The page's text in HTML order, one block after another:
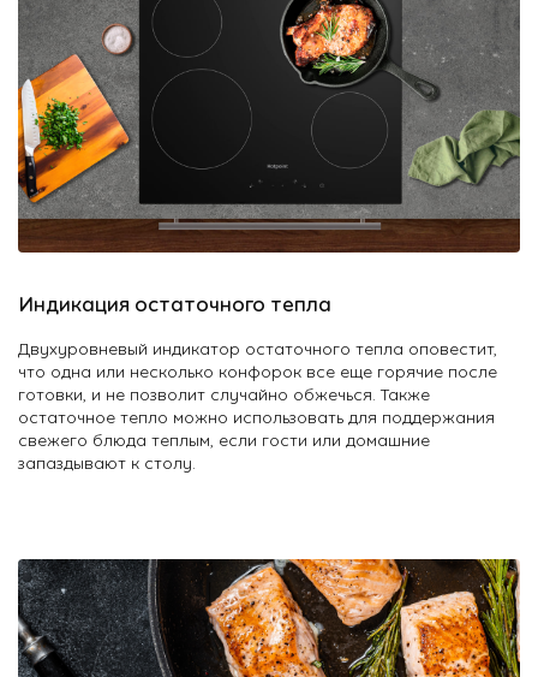
Индикация остаточного тепла
Двухуровневый индикатор остаточного тепла оповестит,
что одна или несколько конфорок все еще горячие после
готовки, и не позволит случайно обжечься. Также
остаточное тепло можно использовать для поддержания
свежего блюда теплым, если гости или домашние
запаздывают к столу.